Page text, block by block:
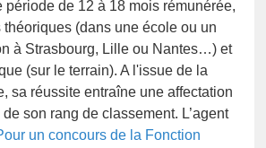
période de 12 à 18 mois rémunérée,
théoriques (dans une école ou un
à Strasbourg, Lille ou Nantes…) et
(sur le terrain). A l'issue de la
sa réussite entraîne une affectation
son rang de classement. L’agent
un concours de la Fonction